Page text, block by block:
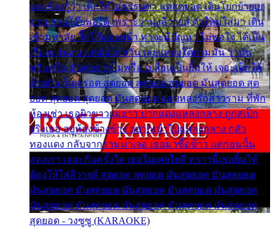
และต้องรู้ว่า เด็กใต้ไม่ธรรมดา แต่สุดยอด เดินโยกย้ายเย
ยวน กวนโอ๊ยพอได้ เพราะว่านุ่งลีวายส์ ตัวใหม่ใส่มา เดิน
เข้ามหาลัย จิ๊กโก๊มองหน้า ท่าจะมีปัญหา ไม่พอใจ ได้เป็น
เรื่องแน่นอน แต่ฉันไม่หวั่น เลยแหลงใต้ถามมัน ว่ามัน
พรั่นพรือ มันตอบว่าไม่พรื่อ เปลี่ยนเป็นยิ้มให้ เจอะเด็กใต้
ด้วยกัน ก็เลยรอด สุดยอด สุดยอด สุดยอด มันสุดยอด สุด
ยอด สุดยอด สุดยอด มันสุดยอด แอบหลงรักสาวราม ที่พัก
ห้องเช่า เธอผิวขาวผมยาว ปากแดงแหลงกลาง ถูกสเป็ก
จริงเธอ อยู่ห้องข้างข้าง อยากเข้าไปแหลงกลาง กลัว
ทองแดง กลับจากรามมาเจอ เธอมาซื้อข้าว แต่ก่อนนั้น
สองเรา เจอะกันครั้งใด เธอไม่เคยไยดี คราวนี้เธอยิ้มให้
ต้องให้ใส่ลีวายส์ สุดยอด สุดยอด มันสุดยอด มันสุดยอด
มันสุดยอด มันสุดยอด มันสุดยอด มันสุดยอด มันสุดยอด
มันสุดยอด มันสุดยอด มันสุดยอด มันสุดยอด มันสุดยอด
สุดยอด - วงซูซู (KARAOKE)